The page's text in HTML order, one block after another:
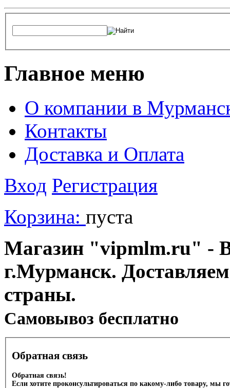
Главное меню
О компании в
Контакты
Доставка и Оплата
Вход Регистрация
Корзина: пуста
Магазин "vipmlm.ru" -
г.Мурманск.
страны.
Cамовывоз бесплатно
Обратная связь
Обратная связь!
Если хотите проконсультироваться по какому-либо товару, мы